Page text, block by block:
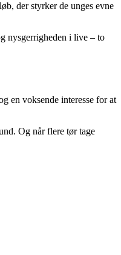
der styrker de unges evne
nysgerrigheden i live – to
en voksende interesse for at
Og når flere tør tage